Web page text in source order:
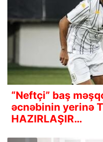
“Neftçi” baş
əcnəbinin yerinə
HAZIRLAŞIR…